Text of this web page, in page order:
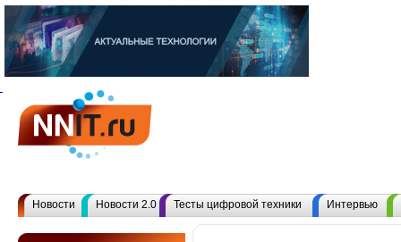
Новости Новости 2.0 Тесты цифровой техники Интервью